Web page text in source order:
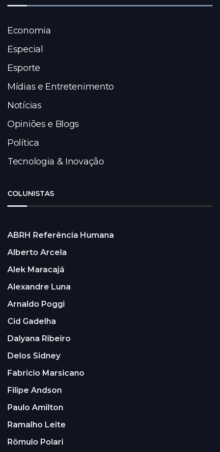
Economia
Especial
Esporte
Mídias e Entretenimento
Notícias
Opiniões e Blogs
Política
Tecnologia & Inovação
COLUNISTAS
ABRH Referência Humana
Alberto Arcela
Alek Maracajá
Alexandre Luna
Arnaldo Poggi
Cid Gadelha
Dalyana Ribeiro
Delos Sidney
Fabricio Marsicano
Filipe Andson
Paulo Amilton
Ramalho Leite
Rômulo Polari